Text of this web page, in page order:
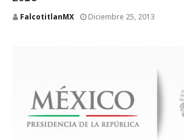
FalcotitlanMX Diciembre 25, 2013